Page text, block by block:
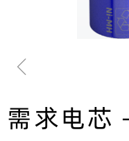
ꁆ
需求电